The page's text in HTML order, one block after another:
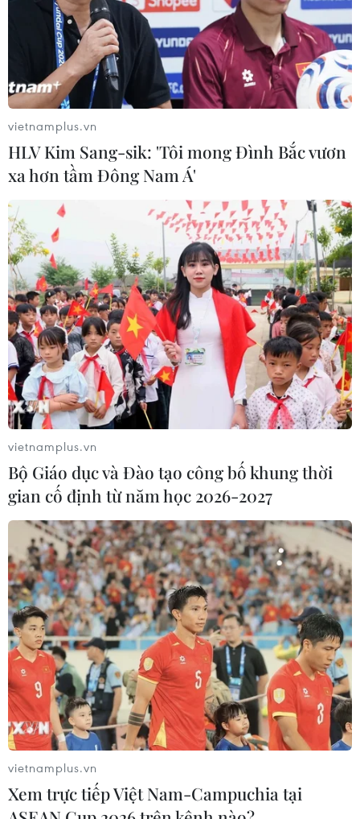
vietnamplus.vn
HLV Kim Sang-sik: 'Tôi mong Đình Bắc vươn
xa hơn tầm Đông Nam Á'
vietnamplus.vn
Bộ Giáo dục và Đào tạo công bố khung thời
gian cố định từ năm học 2026-2027
vietnamplus.vn
Xem trực tiếp Việt Nam-Campuchia tại